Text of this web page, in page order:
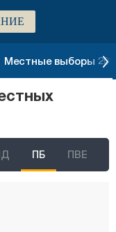
Местные выборы
ПБ ПВЕ